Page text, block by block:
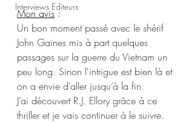
Interviews Editeurs
Mon avis :
Un bon moment passé avec le shérif
John Gaines mis à part quelques
passages sur la guerre du Vietnam un
peu long. Sinon l'intrigue est bien là et
on a envie d’aller jusqu’à la fin.
J’ai découvert R.J. Ellory grâce à ce
thriller et je vais continuer à le suivre.